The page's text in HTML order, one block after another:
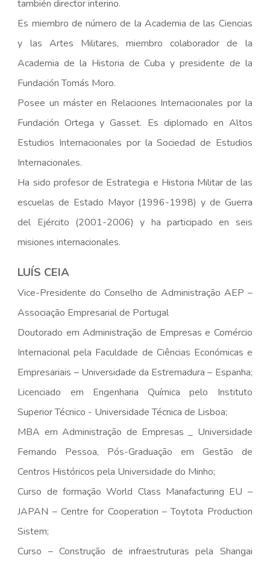
también director interino.
Es miembro de número de la Academia de las Ciencias
y las Artes Militares, miembro colaborador de la
Academia de la Historia de Cuba y presidente de la
Fundación Tomás Moro.
Posee un máster en Relaciones Internacionales por la
Fundación Ortega y Gasset. Es diplomado en Altos
Estudios Internacionales por la Sociedad de Estudios
Internacionales.
Ha sido profesor de Estrategia e Historia Militar de las
escuelas de Estado Mayor (1996-1998) y de Guerra
del Ejército (2001-2006) y ha participado en seis
misiones internacionales.
LUÍS CEIA
Vice-Presidente do Conselho de Administração AEP –
Associação Empresarial de Portugal
Doutorado em Administração de Empresas e Comércio
Internacional pela Faculdade de Ciências Económicas e
Empresariais – Universidade da Estremadura – Espanha;
Licenciado em Engenharia Química pelo Instituto
Superior Técnico - Universidade Técnica de Lisboa;
MBA em Administração de Empresas _ Universidade
Fernando Pessoa, Pós-Graduação em Gestão de
Centros Históricos pela Universidade do Minho;
Curso de formação World Class Manafacturing EU –
JAPAN – Centre for Cooperation – Toytota Production
Sistem;
Curso – Construção de infraestruturas pela Shangai